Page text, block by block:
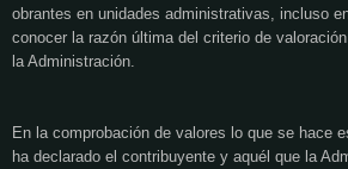
obrantes en unidades administrativas, incluso
conocer la razón última del criterio de
la Administración.
En la comprobación de valores lo que se hace
ha declarado el contribuyente y aquél que la